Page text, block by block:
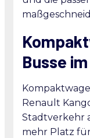
Busse
Renault
Stadtverkehr
mehr Platz